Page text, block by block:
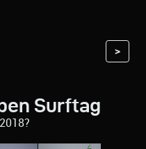
>
Surftag